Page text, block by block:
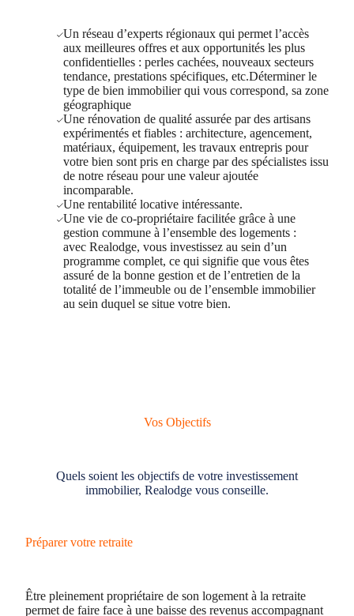
Un réseau d’experts régionaux qui permet l’accès
aux meilleures offres et aux opportunités les plus
confidentielles : perles cachées, nouveaux secteurs
tendance, prestations spécifiques, etc.Déterminer le
type de bien immobilier qui vous correspond, sa zone
géographique
Une rénovation de qualité assurée par des artisans
expérimentés et fiables : architecture, agencement,
matériaux, équipement, les travaux entrepris pour
votre bien sont pris en charge par des spécialistes issu
de notre réseau pour une valeur ajoutée
incomparable.
Une rentabilité locative intéressante.
Une vie de co-propriétaire facilitée grâce à une
gestion commune à l’ensemble des logements :
avec Realodge, vous investissez au sein d’un
programme complet, ce qui signifie que vous êtes
assuré de la bonne gestion et de l’entretien de la
totalité de l’immeuble ou de l’ensemble immobilier
au sein duquel se situe votre bien.
Vos Objectifs
Quels soient les objectifs de votre investissement
immobilier, Realodge vous conseille.
Préparer votre retraite
Être pleinement propriétaire de son logement à la retraite
permet de faire face à une baisse des revenus accompagnant